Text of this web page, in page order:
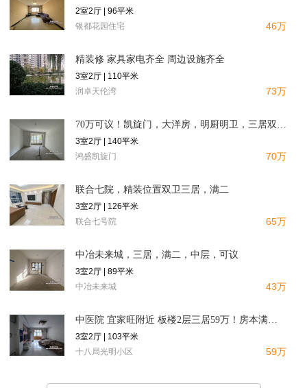
2室2厅 | 96平米
银都花园住宅
46万
精装修 家具家电齐全 周边设施齐全
3室2厅 | 110平米
润卓天伦湾
73万
3室2厅 | 140平米
鸿盛凯旋门
70万
联合七院，精装位置双卫三居，满二
3室2厅 | 126平米
联合七号院
65万
中冶未来城，三居，满二，中层，可议
3室2厅 | 89平米
中冶未来城
43万
3室2厅 | 103平米
十八局光明小区
59万